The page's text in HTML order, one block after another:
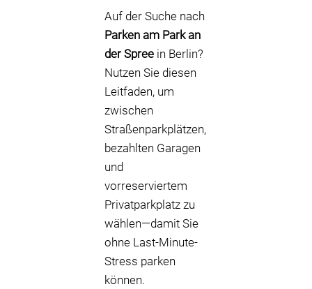
Auf der Suche nach
Parken am Park an
der Spree in Berlin?
Nutzen Sie diesen
Leitfaden, um
zwischen
Straßenparkplätzen,
bezahlten Garagen
und
vorreserviertem
Privatparkplatz zu
wählen—damit Sie
ohne Last-Minute-
Stress parken
können.